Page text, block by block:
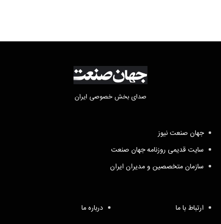
صدای بخش خصوصی ایران
جهان صنعت نیوز
سایت قدیمی روزنامه جهان صنعت
سازمان متخصصین و مدیران ایران
ارتباط با ما درباره ما